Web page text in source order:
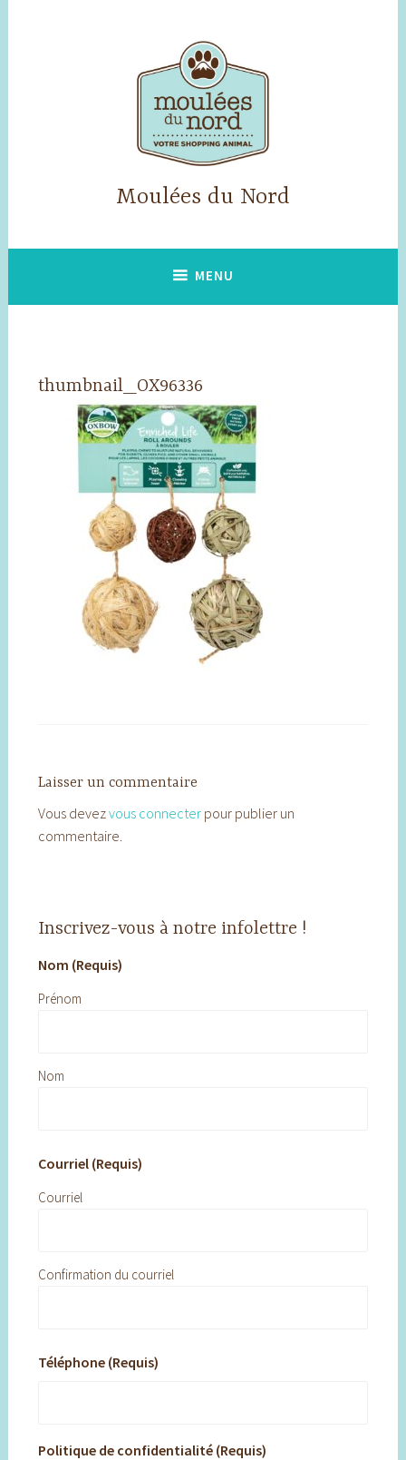
Moulées du Nord
MENU
thumbnail_OX96336
Laisser un commentaire
Vous devezvous connecterpour publier un
commentaire.
Inscrivez-vous à notre infolettre !
Nom (Requis)
Prénom
Nom
Courriel (Requis)
Courriel
Confirmation du courriel
Téléphone (Requis)
Politique de confidentialité (Requis)